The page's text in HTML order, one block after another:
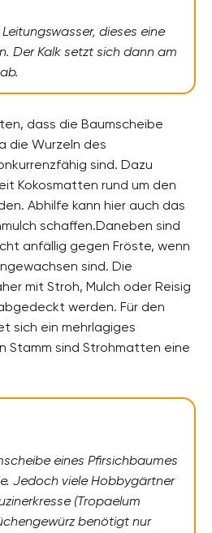
dieses eine
Der Kalk setzt sich dann am
dass die Baumscheibe
die Wurzeln des
sind. Dazu
Kokosmatten rund um den
Abhilfe kann hier auch das
schaffen.Daneben sind
anfällig gegen Fröste, wenn
sind. Die
mit Stroh, Mulch oder Reisig
werden. Für den
sich ein mehrlagiges
Stamm sind Strohmatten eine
eines Pfirsichbaumes
Jedoch viele Hobbygärtner
(Tropaelum
benötigt nur